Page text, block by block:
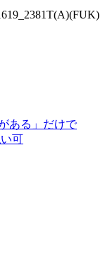
ある」だけで
可